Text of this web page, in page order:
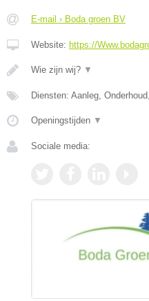
E-mail › Boda groen BV
Website: https://
Wie zijn wij? ▼
Diensten: Aanleg,
Openingstijden ▼
Sociale media: